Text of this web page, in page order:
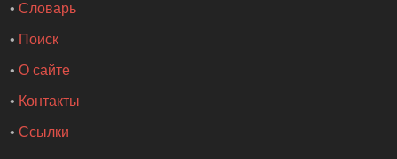
•Словарь
• Поиск
•О сайте
• Контакты
•Ссылки